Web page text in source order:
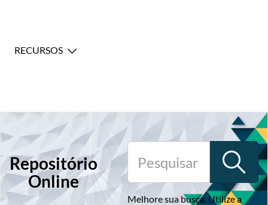
RECURSOS
Repositório
Online
Melhore sua busca. Utilize a